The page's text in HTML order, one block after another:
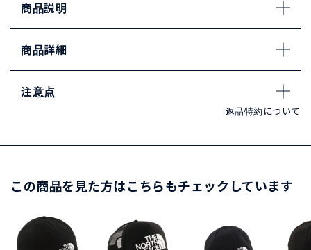
商品説明
商品詳細
注意点
返品特約について
この商品を見た方はこちらもチェックしています